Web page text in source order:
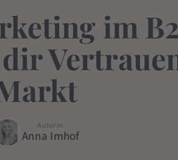
im
Autor:in
Anna Imhof